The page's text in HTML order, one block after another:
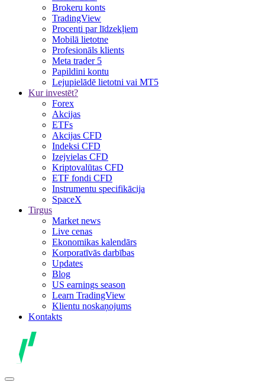
Brokeru konts
TradingView
Procenti par līdzekļiem
Mobilā lietotne
Profesionāls klients
Meta trader 5
Papildini kontu
Lejupielādē lietotni vai MT5
Kur investēt?
Forex
Akcijas
ETFs
Akcijas CFD
Indeksi CFD
Izejvielas CFD
Kriptovalūtas CFD
ETF fondi CFD
Instrumentu specifikācija
SpaceX
Tirgus
Market news
Live cenas
Ekonomikas kalendārs
Korporatīvās darbības
Updates
Blog
US earnings season
Learn TradingView
Klientu noskaņojums
Kontakts